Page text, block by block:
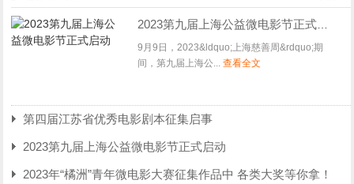
9月9日，2023&ldquo;上海慈善周&rdquo;期
间，第九届上海公...查看全文
第四届江苏省优秀电影剧本征集启事
2023第九届上海公益微电影节正式启动
2023年“橘洲”青年微电影大赛征集作品中 各类大奖等你拿！